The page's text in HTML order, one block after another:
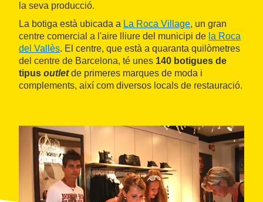
la seva producció.
La botiga està ubicada a La Roca Village, un gran
centre comercial a l'aire lliure del municipi de la Roca
del Vallès. El centre, que està a quaranta quilòmetres
del centre de Barcelona, té unes 140 botigues de
tipus outletde primeres marques de moda i
complements, així com diversos locals de restauració.